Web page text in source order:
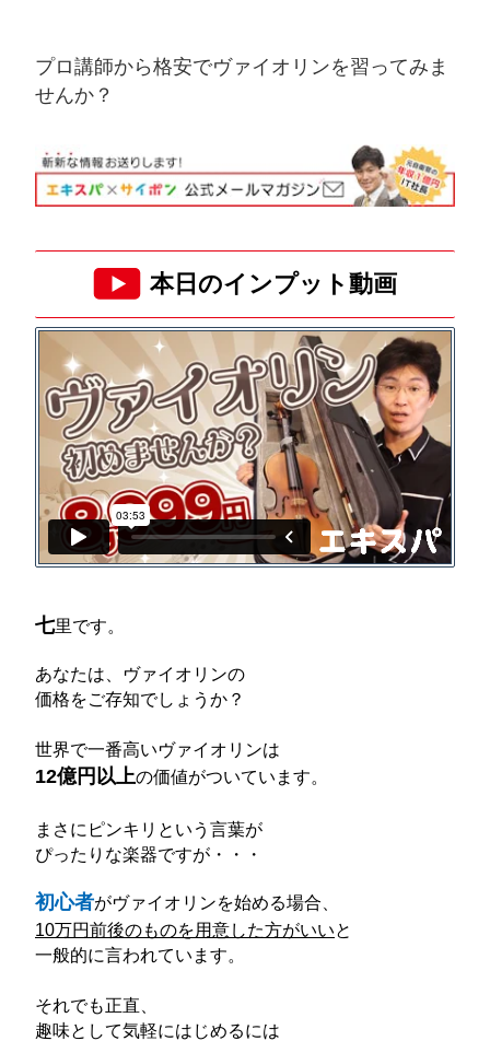
プロ講師から格安でヴァイオリンを習ってみま
せんか？
本日のインプット動画
七里です。
あなたは、ヴァイオリンの
価格をご存知でしょうか？
世界で一番高いヴァイオリンは
12億円以上の価値がついています。
まさにピンキリという言葉が
ぴったりな楽器ですが・・・
初心者がヴァイオリンを始める場合、
10万円前後のものを用意した方がいいと
一般的に言われています。
それでも正直、
趣味として気軽にはじめるには